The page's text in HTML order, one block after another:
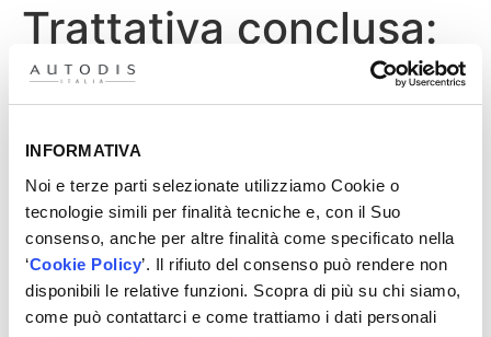
INFORMATIVA
Noi e terze parti selezionate utilizziamo Cookie o
tecnologie simili per finalità tecniche e, con il Suo
consenso, anche per altre finalità come specificato nella
‘Cookie Policy’. Il rifiuto del consenso può rendere non
disponibili le relative funzioni. Scopra di più su chi siamo,
come può contattarci e come trattiamo i dati personali
Trattativa conclusa:
D’Ieteren Group
acquisisce i Parts
Holding Europe
(PHE)
Trattativa conclusa: il 4 Agosto 2022 D’Ieteren Group
ha perfezionato l’acquisizione del 100% di Parts Holding